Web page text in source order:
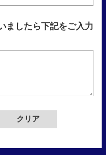
ましたら下記をご入力